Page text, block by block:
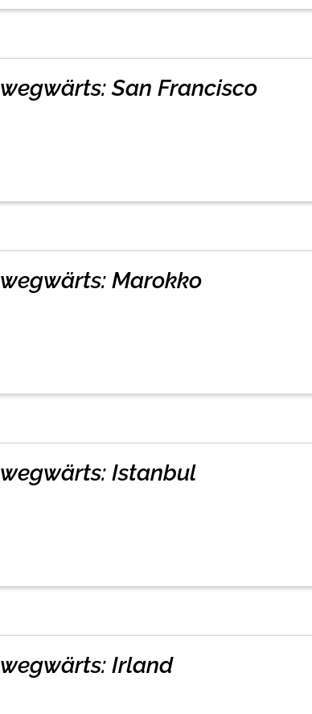
wegwärts: San Francisco
wegwärts: Marokko
wegwärts: Istanbul
wegwärts: Irland